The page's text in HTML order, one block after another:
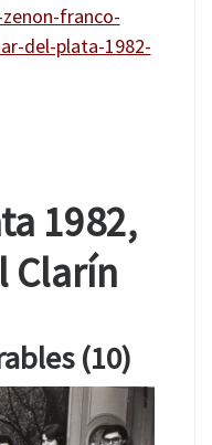
franco-
del-plata-1982-
1982,
Clarín
(10)